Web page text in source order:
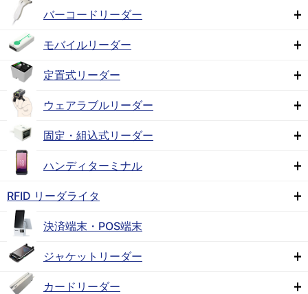
バーコードリーダー
モバイルリーダー
定置式リーダー
ウェアラブルリーダー
固定・組込式リーダー
ハンディターミナル
RFID リーダライタ
決済端末・POS端末
ジャケットリーダー
カードリーダー